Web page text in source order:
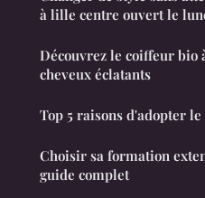
à lille centre ouvert le
Découvrez le coiffeur bio
cheveux éclatants
Top 5 raisons d'adopter
Choisir sa formation
guide complet